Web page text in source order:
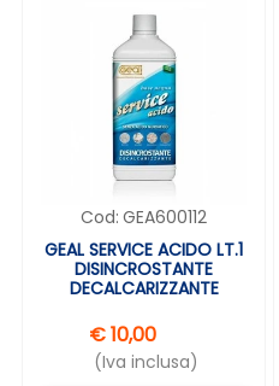
Cod: GEA600112
GEAL SERVICE ACIDO LT.1
DISINCROSTANTE
DECALCARIZZANTE
€ 10,00
(Iva inclusa)